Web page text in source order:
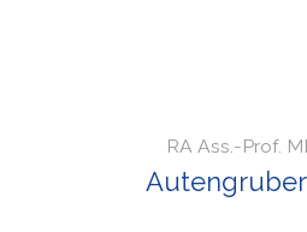
RA Ass.-Prof.